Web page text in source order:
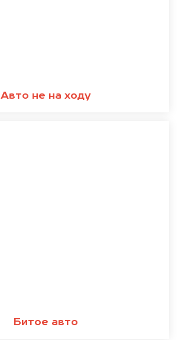
Авто не на ходу
Битое авто